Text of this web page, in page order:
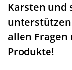
Karsten und
allen Fragen
Produkte!